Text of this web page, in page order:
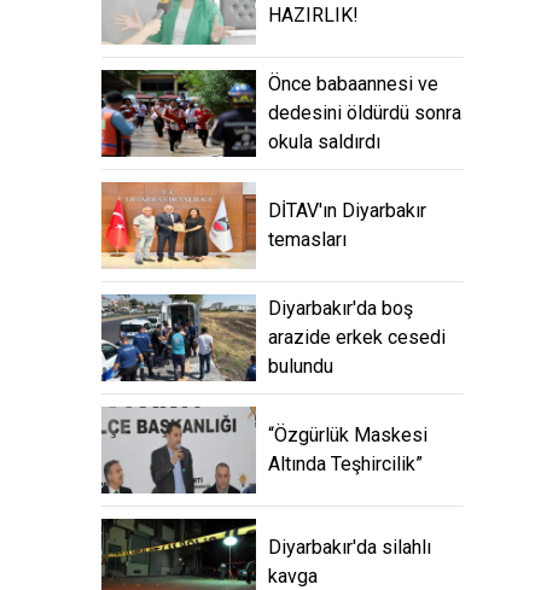
HAZIRLIK!
Önce babaannesi ve
dedesini öldürdü sonra
okula saldırdı
DİTAV'ın Diyarbakır
temasları
Diyarbakır'da boş
arazide erkek cesedi
bulundu
“Özgürlük Maskesi
Altında Teşhircilik”
Diyarbakır'da silahlı
kavga